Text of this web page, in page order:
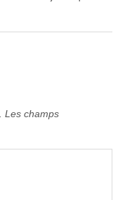
Les champs